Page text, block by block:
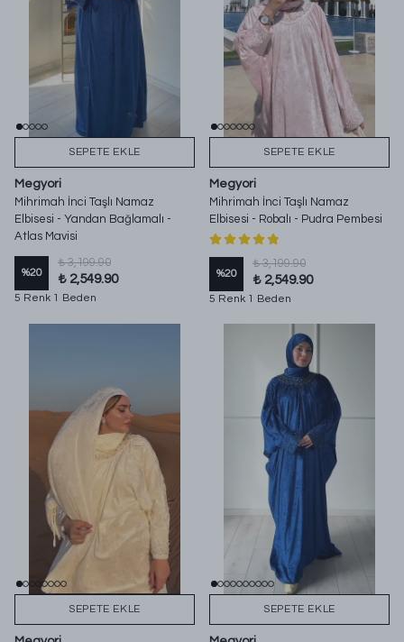
SEPETE EKLE
Megyori
Mihrimah İnci Taşlı Namaz
Elbisesi - Yandan Bağlamalı -
Atlas Mavisi
%20
₺ 3,199.90
₺ 2,549.90
5 Renk 1 Beden
SEPETE EKLE
Megyori
Mihrimah İnci Taşlı Namaz
Elbisesi - Robalı - Pudra Pembesi
%20
₺ 3,199.90
₺ 2,549.90
5 Renk 1 Beden
SEPETE EKLE SEPETE EKLE